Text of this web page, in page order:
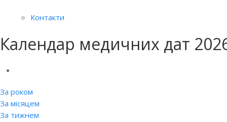
Контакти
Календар медичних дат
За роком
За місяцем
За тижнем